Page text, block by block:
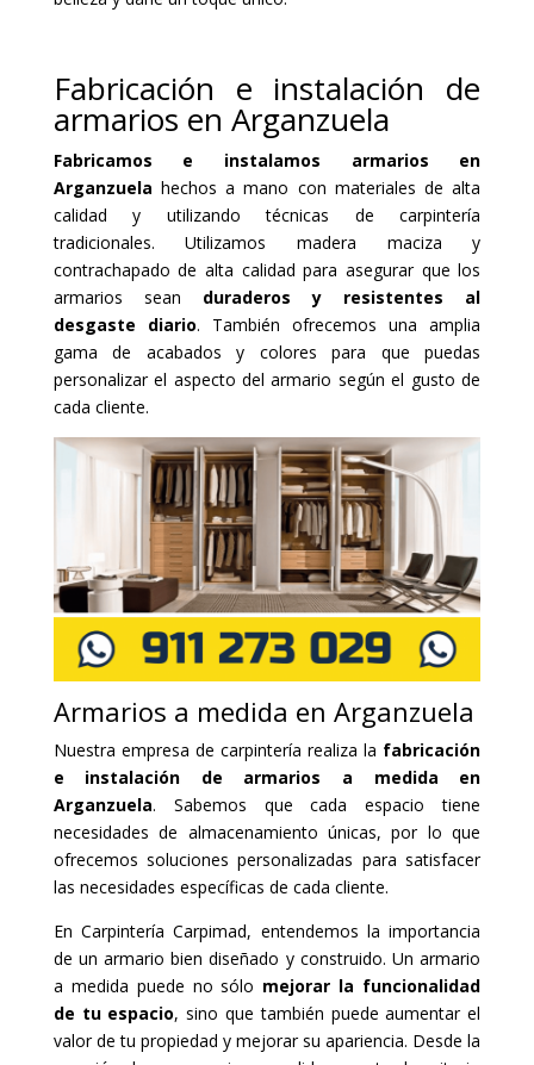
Fabricación e instalación de
armarios en Arganzuela
Fabricamos e instalamos armarios en
Arganzuela hechos a mano con materiales de alta
calidad y utilizando técnicas de carpintería
tradicionales. Utilizamos madera maciza y
contrachapado de alta calidad para asegurar que los
armarios sean duraderos y resistentes al
desgaste diario. También ofrecemos una amplia
gama de acabados y colores para que puedas
personalizar el aspecto del armario según el gusto de
cada cliente.
Armarios a medida en Arganzuela
Nuestra empresa de carpintería realiza la fabricación
e instalación de armarios a medida en
Arganzuela. Sabemos que cada espacio tiene
necesidades de almacenamiento únicas, por lo que
ofrecemos soluciones personalizadas para satisfacer
las necesidades específicas de cada cliente.
En Carpintería Carpimad, entendemos la importancia
de un armario bien diseñado y construido. Un armario
a medida puede no sólo mejorar la funcionalidad
de tu espacio, sino que también puede aumentar el
valor de tu propiedad y mejorar su apariencia. Desde la